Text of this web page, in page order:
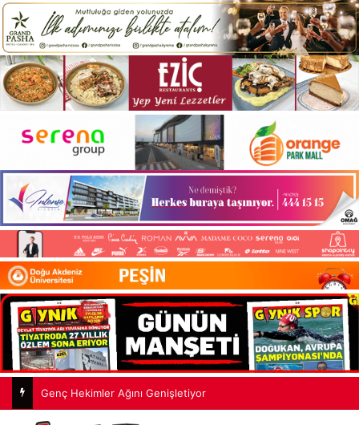
Genç Hekimler Ağını Genişletiyor